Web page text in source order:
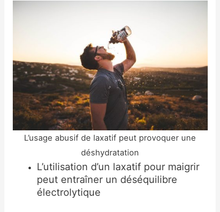
L’usage abusif de laxatif peut provoquer une
déshydratation
L’utilisation d’un laxatif pour maigrir
peut entraîner un déséquilibre
électrolytique